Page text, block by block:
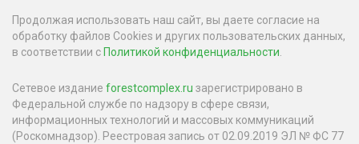
Продолжая использовать наш сайт, вы даете согласие на
обработку файлов Cookies и других пользовательских данных,
в соответствии сПолитикой конфиденциальности
Сетевое издание forestcomplex.ru зарегистрировано в
Федеральной службе по надзору в сфере связи,
информационных технологий и массовых коммуникаций
(Роскомнадзор). Реестровая запись от 02.09.2019 ЭЛ № ФС 77